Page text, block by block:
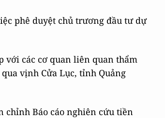
phê duyệt chủ trương đầu tư dự
với các cơ quan liên quan thẩm
vịnh Cửa Lục, tỉnh Quảng
chỉnh Báo cáo nghiên cứu tiền